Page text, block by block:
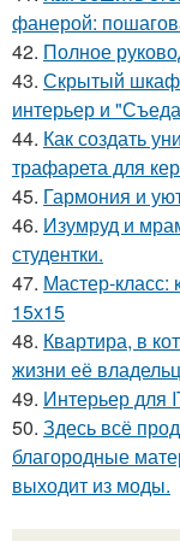
фанерой:
42. Полное
43. Скрытый
интерьер и
44. Как создать
трафарета для
45. Гармония и
46. Изумруд и
студентки.
47. Мастер-класс:
15х15
48. Квартира, в
жизни её
49. Интерьер для
50. Здесь всё
благородные
выходит из моды.